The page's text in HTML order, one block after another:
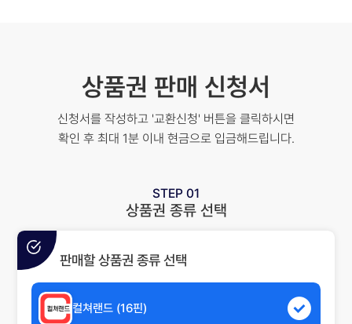
상품권 판매 신청서
신청서를 작성하고 '교환신청' 버튼을 클릭하시면
확인 후 최대 1분 이내 현금으로 입금해드립니다.
STEP 01
상품권 종류 선택
판매할 상품권 종류 선택
컬쳐랜드 (16핀)